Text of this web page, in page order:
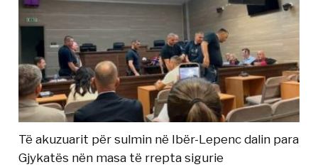
Të akuzuarit për sulmin në Ibër-Lepenc dalin para
Gjykatës nën masa të rrepta sigurie